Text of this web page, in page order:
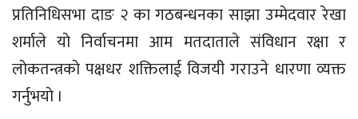
प्रतिनिधिसभा दाङ २ का गठबन्धनका साझा उम्मेदवार रेखा
शर्माले याे निर्वाचनमा आम मतदाताले संविधान रक्षा र
लाेकतन्त्रकाे पक्षधर शक्तिलाई विजयी गराउने धारणा व्यक्त
गर्नुभयाे ।